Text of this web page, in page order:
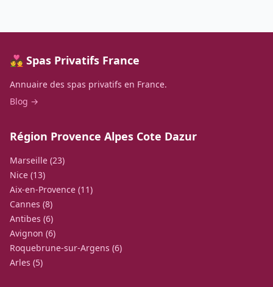
💑 Spas Privatifs France
Annuaire des spas privatifs en France.
Blog →
Région Provence Alpes Cote Dazur
Marseille (23)
Nice (13)
Aix-en-Provence (11)
Cannes (8)
Antibes (6)
Avignon (6)
Roquebrune-sur-Argens (6)
Arles (5)